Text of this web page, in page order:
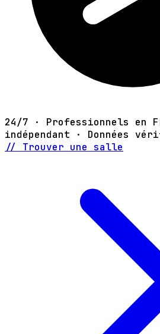
24/7 · Professionnels en
indépendant · Données
// Trouver une salle